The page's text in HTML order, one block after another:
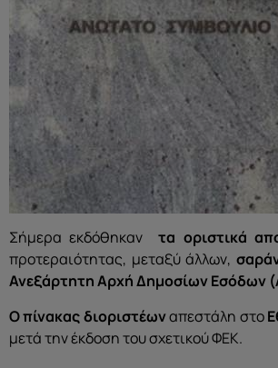
Σήμερα εκδόθηκαντα οριστικά
προτεραιότητας, μεταξύ άλλων,
Ανεξάρτητη Αρχή Δημοσίων Εσόδων
Ο πίνακας διοριστέωναπεστάλη στο
μετά την έκδοση του σχετικού ΦΕΚ.